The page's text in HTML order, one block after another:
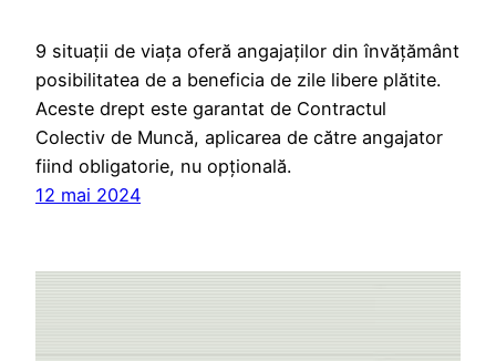
9 situații de viața oferă angajaților din învățământ
posibilitatea de a beneficia de zile libere plătite.
Aceste drept este garantat de Contractul
Colectiv de Muncă, aplicarea de către angajator
fiind obligatorie, nu opțională.
12 mai 2024